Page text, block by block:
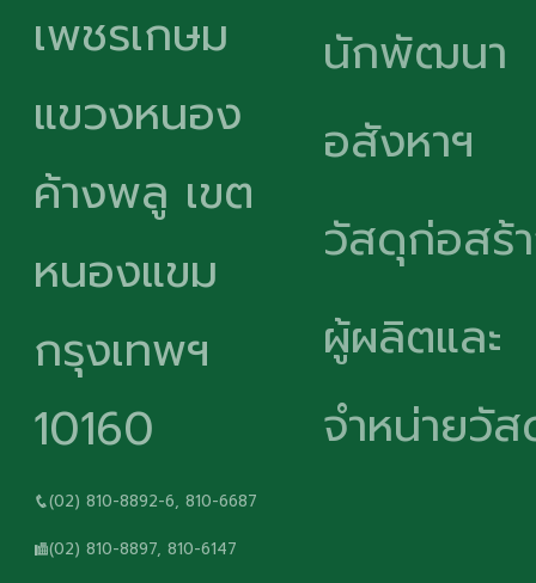
เพชรเกษม
แขวงหนอง
ค้างพลู เขต
หนองแขม
กรุงเทพฯ
10160
(02) 810-8892-6, 810-6687
(02) 810-8897, 810-6147
นักพัฒนา
อสังหาฯ
วัสดุก่อสร้
ผู้ผลิตและ
จำหน่ายวั